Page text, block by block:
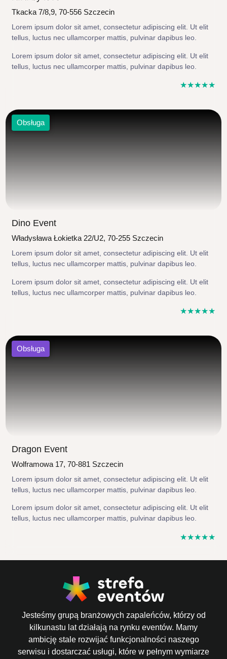
Tkacka 7/8,9, 70-556 Szczecin
Lorem ipsum dolor sit amet, consectetur adipiscing elit. Ut elit
tellus, luctus nec ullamcorper mattis, pulvinar dapibus leo.
Lorem ipsum dolor sit amet, consectetur adipiscing elit. Ut elit
tellus, luctus nec ullamcorper mattis, pulvinar dapibus leo.
☆☆☆☆☆
Obsługa
Dino Event
Władysława Łokietka 22/U2, 70-255 Szczecin
Lorem ipsum dolor sit amet, consectetur adipiscing elit. Ut elit
tellus, luctus nec ullamcorper mattis, pulvinar dapibus leo.
Lorem ipsum dolor sit amet, consectetur adipiscing elit. Ut elit
tellus, luctus nec ullamcorper mattis, pulvinar dapibus leo.
☆☆☆☆☆
Obsługa
Dragon Event
Wolframowa 17, 70-881 Szczecin
Lorem ipsum dolor sit amet, consectetur adipiscing elit. Ut elit
tellus, luctus nec ullamcorper mattis, pulvinar dapibus leo.
Lorem ipsum dolor sit amet, consectetur adipiscing elit. Ut elit
tellus, luctus nec ullamcorper mattis, pulvinar dapibus leo.
☆☆☆☆☆
Jesteśmy grupą branżowych zapaleńców, którzy od
kilkunastu lat działają na rynku eventów. Mamy
ambicję stale rozwijać funkcjonalności naszego
serwisu i dostarczać usługi, które w pełnym wymiarze